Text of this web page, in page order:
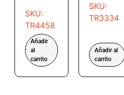
SKU:
TR4458
Añadir
al
carrito
SKU:
TR3334
Añadir al
carrito